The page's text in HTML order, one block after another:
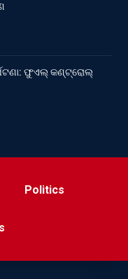
ଫୁଏଲ୍‌ କଣ୍ଟ୍ରୋଲ୍‌
Politics